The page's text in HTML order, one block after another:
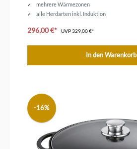
mehrere Wärmezonen
alle Herdarten inkl. Induktion
296,00 €* UVP329,00 €*
In den Warenkorb
-16%